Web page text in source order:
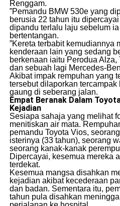
Renggam.
​”Pemandu BMW 530e yang
berusia 22 tahun itu
dipandu terlalu laju sebelum
bertentangan.
​”Kereta terbabit kemudiannya
kenderaan lain yang sedang
berkenaan iaitu Perodua Alza,
dan sebuah lagi Mercedes-
​Akibat impak rempuhan yang
tersebut dilaporkan
gaung di seberang jalan.
Empat Beranak Dalam
Kejadian
​Sesiapa sahaja yang melihat
menitiskan air mata.
pemandu Toyota Vios,
isterinya (33 tahun), seorang
seorang kanak-kanak
Dipercayai, kesemua mereka
terdekat.
​Kesemua mangsa disahkan
kejadian akibat kecederaan
dan badan. Sementara itu,
tahun pula disahkan